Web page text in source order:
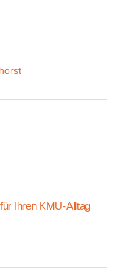
Ihren KMU-Alltag